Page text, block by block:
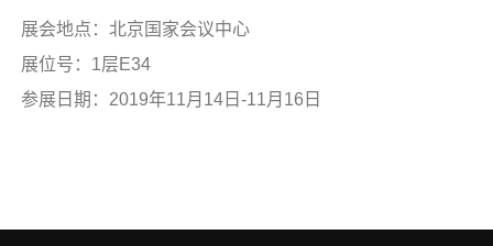
展会地点：北京国家会议中心
展位号：1层E34
参展日期：2019年11月14日-11月16日